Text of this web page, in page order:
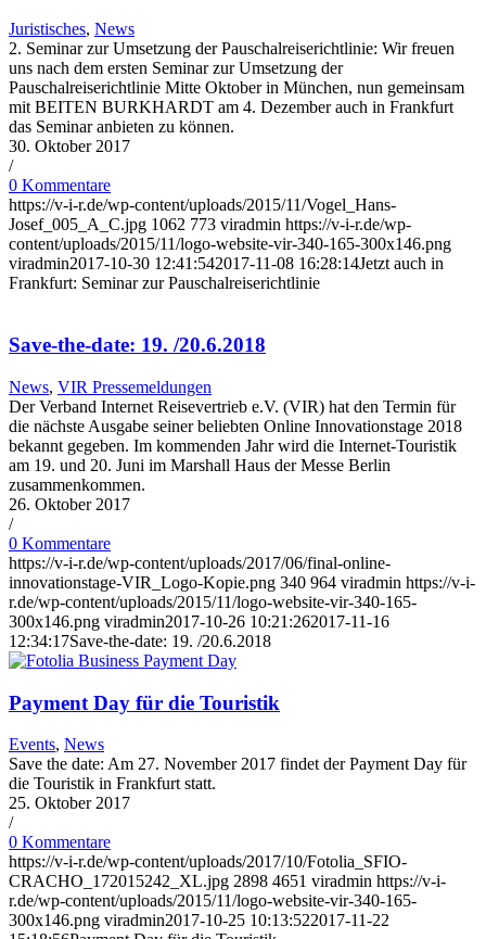
Juristisches, News
2. Seminar zur Umsetzung der Pauschalreiserichtlinie: Wir freuen
uns nach dem ersten Seminar zur Umsetzung der
Pauschalreiserichtlinie Mitte Oktober in München, nun gemeinsam
mit BEITEN BURKHARDT am 4. Dezember auch in Frankfurt
das Seminar anbieten zu können.
30. Oktober 2017
/
0 Kommentare
https://v-i-r.de/wp-content/uploads/2015/11/Vogel_Hans-
Josef_005_A_C.jpg 1062 773 viradmin https://v-i-r.de/wp-
content/uploads/2015/11/logo-website-vir-340-165-300x146.png
viradmin2017-10-30 12:41:542017-11-08 16:28:14Jetzt auch in
Frankfurt: Seminar zur Pauschalreiserichtlinie
Save-the-date: 19. /20.6.2018
News, VIR Pressemeldungen
Der Verband Internet Reisevertrieb e.V. (VIR) hat den Termin für
die nächste Ausgabe seiner beliebten Online Innovationstage 2018
bekannt gegeben. Im kommenden Jahr wird die Internet-Touristik
am 19. und 20. Juni im Marshall Haus der Messe Berlin
zusammenkommen.
26. Oktober 2017
/
0 Kommentare
https://v-i-r.de/wp-content/uploads/2017/06/final-online-
innovationstage-VIR_Logo-Kopie.png 340 964 viradmin https://v-i-
r.de/wp-content/uploads/2015/11/logo-website-vir-340-165-
300x146.png viradmin2017-10-26 10:21:262017-11-16
12:34:17Save-the-date: 19. /20.6.2018
Payment Day für die Touristik
Events, News
Save the date: Am 27. November 2017 findet der Payment Day für
die Touristik in Frankfurt statt.
25. Oktober 2017
/
0 Kommentare
https://v-i-r.de/wp-content/uploads/2017/10/Fotolia_SFIO-
CRACHO_172015242_XL.jpg 2898 4651 viradmin https://v-i-
r.de/wp-content/uploads/2015/11/logo-website-vir-340-165-
300x146.png viradmin2017-10-25 10:13:522017-11-22